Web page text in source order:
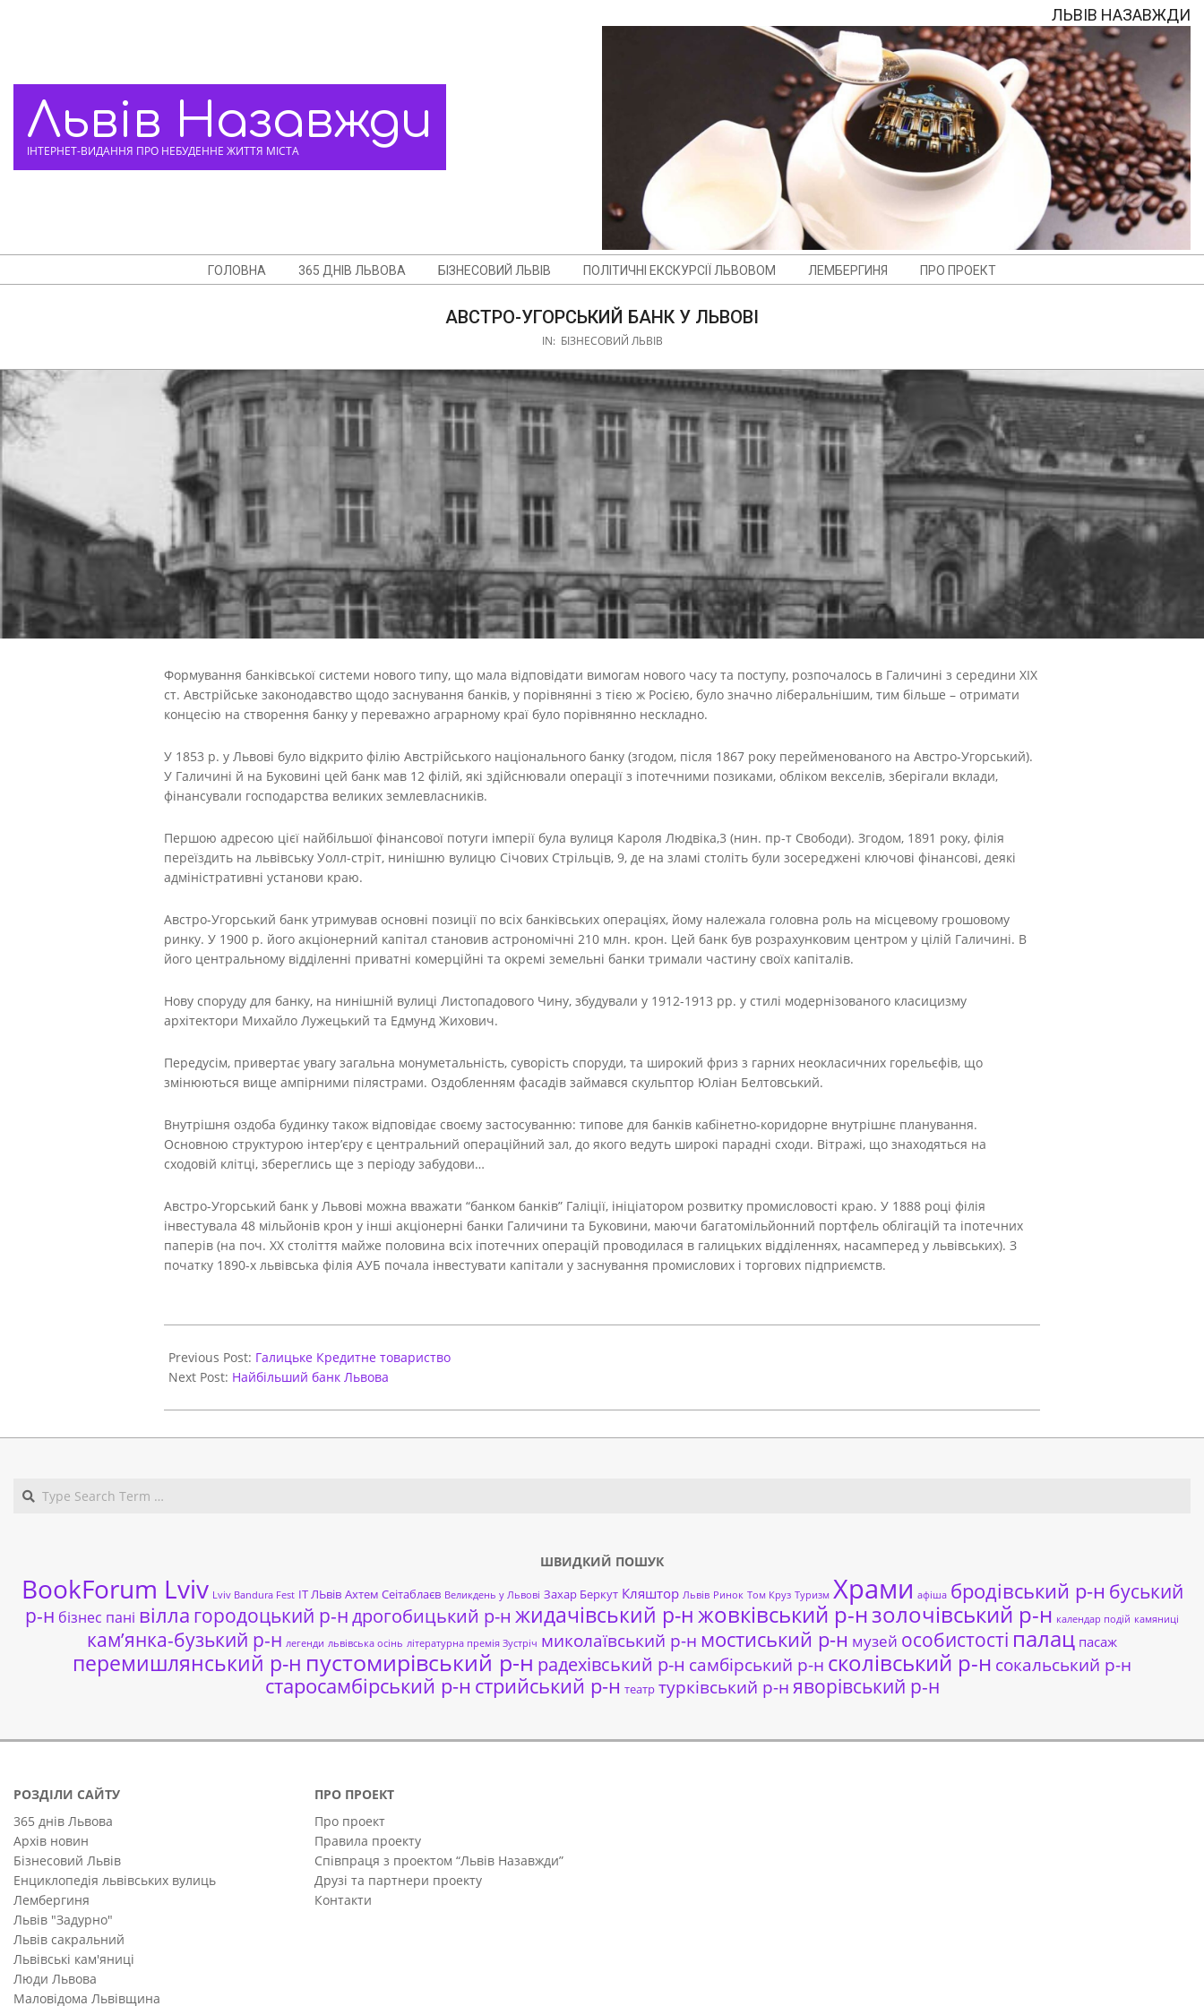
Львів Назавжди
ІНТЕРНЕТ-ВИДАННЯ ПРО НЕБУДЕННЕ ЖИТТЯ МІСТА
ЛЬВІВ НАЗАВЖДИ
Menu
ГОЛОВНА 365 ДНІВ ЛЬВОВА БІЗНЕСОВИЙ ЛЬВІВ ПОЛІТИЧНІ ЕКСКУРСІЇ ЛЬВОВОМ ЛЕМБЕРГИНЯ ПРО ПРОЕКТ
АВСТРО-УГОРСЬКИЙ БАНК У ЛЬВОВІ
IN: БІЗНЕСОВИЙ ЛЬВІВ
Формування банківської системи нового типу, що мала відповідати вимогам нового часу та поступу, розпочалось в Галичині з середини XIX
ст. Австрійське законодавство щодо заснування банків, у порівнянні з тією ж Росією, було значно ліберальнішим, тим більше – отримати
концесію на створення банку у переважно аграрному краї було порівнянно нескладно.
У 1853 p. у Львові було відкрито філію Австрійського національного банку (згодом, після 1867 року перейменованого на Австро-Угорський).
У Галичині й на Буковині цей банк мав 12 філій, які здійснювали операції з іпотечними позиками, обліком векселів, зберігали вклади,
фінансували господарства великих землевласників.
Першою адресою цієї найбільшої фінансової потуги імперії була вулиця Кароля Людвіка,3 (нин. пр-т Свободи). Згодом, 1891 року, філія
переїздить на львівську Уолл-стріт, нинішню вулицю Січових Стрільців, 9, де на зламі століть були зосереджені ключові фінансові, деякі
адміністративні установи краю.
Австро-Угорський банк утримував основні позиції по всіх банківських операціях, йому належала головна роль на місцевому грошовому
ринку. У 1900 р. його акціонерний капітал становив астрономічні 210 млн. крон. Цей банк був розрахунковим центром у цілій Галичині. В
його центральному відділенні приватні комерційні та окремі земельні банки тримали частину своїх капіталів.
Нову споруду для банку, на нинішній вулиці Листопадового Чину, збудували у 1912-1913 рр. у стилі модернізованого класицизму
архітектори Михайло Лужецький та Едмунд Жихович.
Передусім, привертає увагу загальна монуметальність, суворість споруди, та широкий фриз з гарних неокласичних горельєфів, що
змінюються вище ампірними пілястрами. Оздобленням фасадів займався скульптор Юліан Белтовський.
Внутрішня оздоба будинку також відповідає своєму застосуванню: типове для банків кабінетно-коридорне внутрішнє планування.
Основною структурою інтер’єру є центральний операційний зал, до якого ведуть широкі парадні сходи. Вітражі, що знаходяться на
сходовій клітці, збереглись ще з періоду забудови…
Австро-Угорський банк у Львові можна вважати “банком банків” Галіції, ініціатором розвитку промисловості краю. У 1888 році філія
інвестувала 48 мільйонів крон у інші акціонерні банки Галичини та Буковини, маючи багатомільйонний портфель облігацій та іпотечних
паперів (на поч. XX століття майже половина всіх іпотечних операцій проводилася в галицьких відділеннях, насамперед у львівських). З
початку 1890-х львівська філія АУБ почала інвестувати капітали у заснування промислових і торгових підприємств.
02-
20
Previous Post: Галицьке Кредитне товариство
Next Post: Найбільший банк Львова
ШВИДКИЙ ПОШУК
BookForum Lviv Lviv Bandura Fest ІТ ЛЬвів Ахтем Сеітаблаєв Великдень у Львові Захар Беркут Кляштор Львів Ринок Том Круз Туризм Храми афіша бродівський р-н буський
р-н бізнес пані вілла городоцький р-ндрогобицький р-н жидачівський р-нжовківський р-нзолочівський р-н календар подій камяниці
кам’янка-бузький р-н легенди львівська осінь літературна премія Зустріч миколаївський р-н мостиський р-н музей особистості палац пасаж
перемишлянський р-н пустомирівський р-н радехівський р-н самбірський р-н сколівський р-н сокальський р-н
старосамбірський р-н стрийський р-н театр турківський р-н яворівський р-н
РОЗДІЛИ САЙТУ
365 днів Львова
Архів новин
Бізнесовий Львів
Енциклопедія львівських вулиць
Лембергиня
Львів "Задурно"
Львів сакральний
Львівські кам'яниці
Люди Львова
Маловідома Львівщина
ПРО ПРОЕКТ
Про проект
Правила проекту
Співпраця з проектом “Львів Назавжди”
Друзі та партнери проекту
Контакти